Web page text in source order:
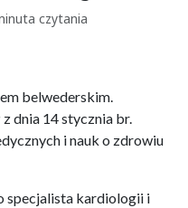
czytania
link
belwederskim.
dnia 14 stycznia br.
i nauk o zdrowiu
specjalista kardiologii i